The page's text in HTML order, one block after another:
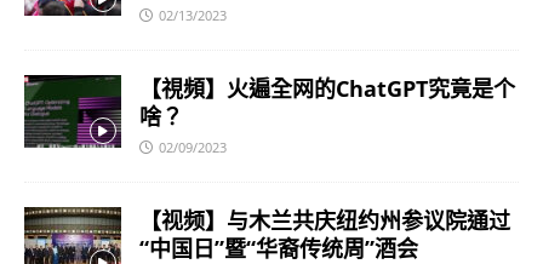
02/13/2023
【視頻】火遍全网的ChatGPT究竟是个
啥？
02/09/2023
【视频】与木兰共庆纽约州参议院通过
“中国日”暨“华裔传统周”酒会